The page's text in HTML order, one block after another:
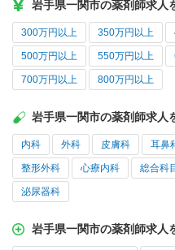
岩手県一関市の薬剤師求人
300万円以上 350万円以上
500万円以上 550万円以上
700万円以上 800万円以上
岩手県一関市の薬剤師求人
内科 外科 皮膚科 耳鼻
整形外科 心療内科 総合科
泌尿器科
岩手県一関市の薬剤師求人